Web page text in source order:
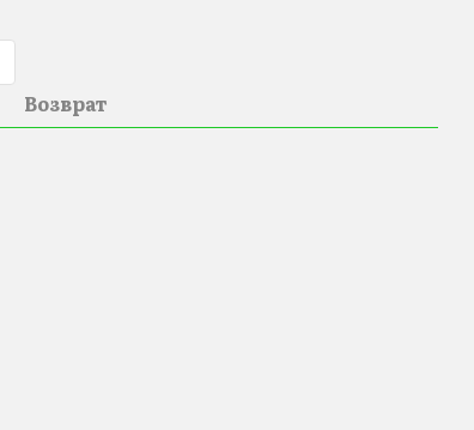
Возврат